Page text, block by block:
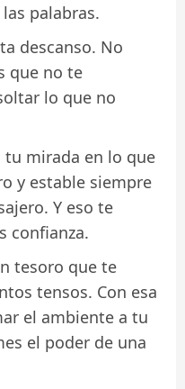
palabras.
descanso. No
que no te
lo que no
mirada en lo que
y estable siempre
Y eso te
confianza.
tesoro que te
tensos. Con esa
el ambiente a tu
el poder de una